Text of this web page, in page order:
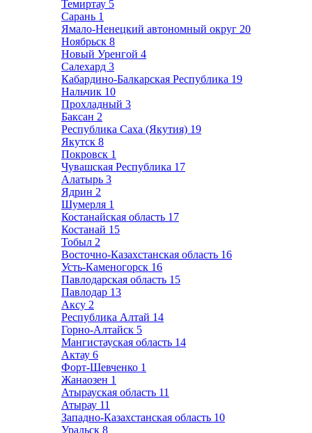
Темиртау 5
Сарань 1
Ямало-Ненецкий автономный округ 20
Ноябрьск 8
Новый Уренгой 4
Салехард 3
Кабардино-Балкарская Республика 19
Нальчик 10
Прохладный 3
Баксан 2
Республика Саха (Якутия) 19
Якутск 8
Покровск 1
Чувашская Республика 17
Алатырь 3
Ядрин 2
Шумерля 1
Костанайская область 17
Костанай 15
Тобыл 2
Восточно-Казахстанская область 16
Усть-Каменогорск 16
Павлодарская область 15
Павлодар 13
Аксу 2
Республика Алтай 14
Горно-Алтайск 5
Мангистауская область 14
Актау 6
Форт-Шевченко 1
Жанаозен 1
Атырауская область 11
Атырау 11
Западно-Казахстанская область 10
Уральск 8